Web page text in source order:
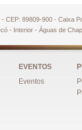
CEP: 89809-900 - Caixa
- Interior - Águas de
EVENTOS
Eventos